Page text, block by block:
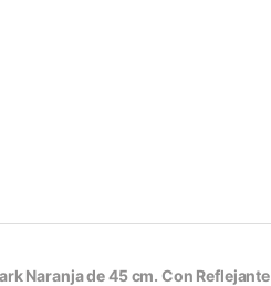
Naranja de 45 cm. Con Reflejante